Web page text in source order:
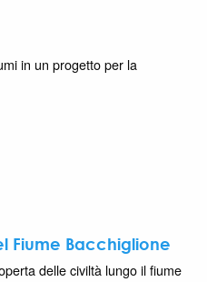
in un progetto per la
Fiume Bacchiglione
delle civiltà lungo il fiume